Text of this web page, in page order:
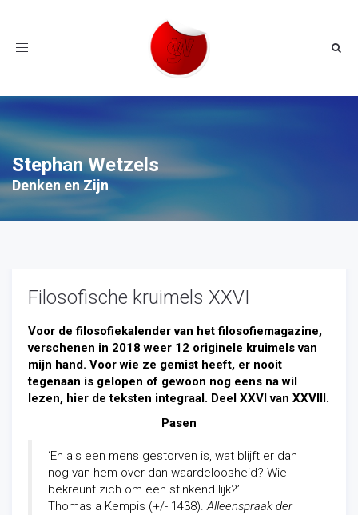
Toggle
Stephan Wetzels
Denken en Zijn
Filosofische kruimels XXVI
Voor de filosofiekalender van het filosofiemagazine,
verschenen in 2018 weer 12 originele kruimels van
mijn hand. Voor wie ze gemist heeft, er nooit
tegenaan is gelopen of gewoon nog eens na wil
lezen, hier de teksten integraal. Deel XXVI van XXVIII.
Pasen
‘En als een mens gestorven is, wat blijft er dan
nog van hem over dan waardeloosheid? Wie
bekreunt zich om een stinkend lijk?’
Thomas a Kempis (+/- 1438).Alleenspraak der